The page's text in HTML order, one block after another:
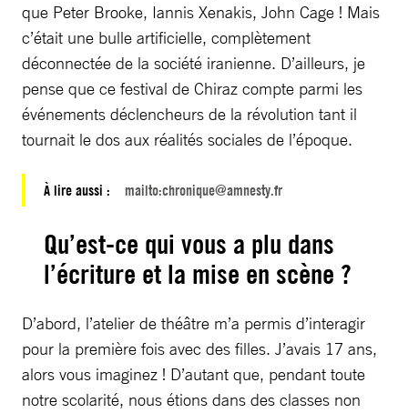
que Peter Brooke, Iannis Xenakis, John Cage ! Mais
c’était une bulle artificielle, complètement
déconnectée de la société iranienne. D’ailleurs, je
pense que ce festival de Chiraz compte parmi les
événements déclencheurs de la révolution tant il
tournait le dos aux réalités sociales de l’époque.
À lire aussi : mailto:chronique@amnesty.fr
Qu’est-ce qui vous a plu dans
l’écriture et la mise en scène ?
D’abord, l’atelier de théâtre m’a permis d’interagir
pour la première fois avec des filles. J’avais 17 ans,
alors vous imaginez ! D’autant que, pendant toute
notre scolarité, nous étions dans des classes non